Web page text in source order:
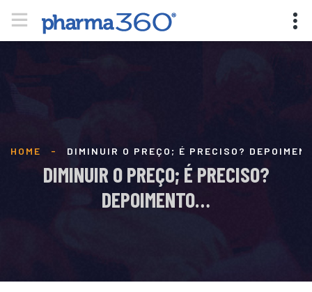
DIMINUIR O PREÇO; É PRECISO?
DEPOIMENTO…
HOME - DIMINUIR O PREÇO; É PRECISO?